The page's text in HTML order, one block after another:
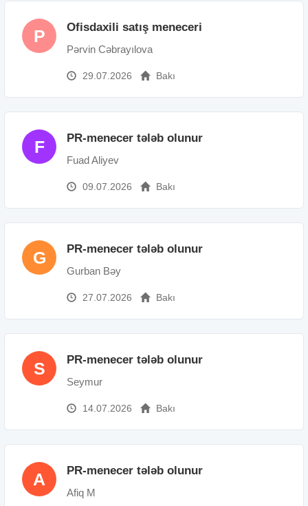
P Ofisdaxili satış meneceri
Pərvin Cəbrayılova
29.07.2026 Bakı
F PR-menecer tələb olunur
Fuad Aliyev
09.07.2026 Bakı
G PR-menecer tələb olunur
Gurban Bəy
27.07.2026 Bakı
S PR-menecer tələb olunur
Seymur
14.07.2026 Bakı
A PR-menecer tələb olunur
Afiq M